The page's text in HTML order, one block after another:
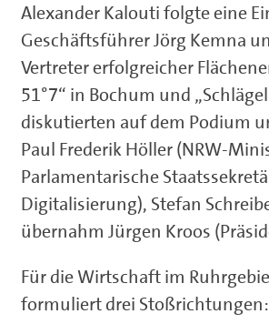
Alexander Kalouti folgte eine
Geschäftsführer Jörg Kemna
Vertreter erfolgreicher
51°7“ in Bochum und
diskutierten auf dem Podium
Paul Frederik Höller (NRW-
Parlamentarische
Digitalisierung), Stefan
übernahm Jürgen Kroos
Für die Wirtschaft im
formuliert drei Stoßrichtungen: